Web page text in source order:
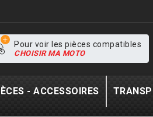
Pour voir les pièces compatibles
CHOISIR MA MOTO
- ACCESSOIRES